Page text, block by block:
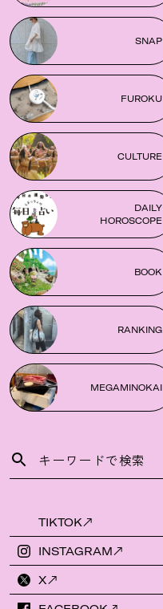
SNAP
FUROKU
CULTURE
DAILY
HOROSCOPE
BOOK
RANKING
MEGAMINOKAI
TIKTOK
INSTAGRAM
X